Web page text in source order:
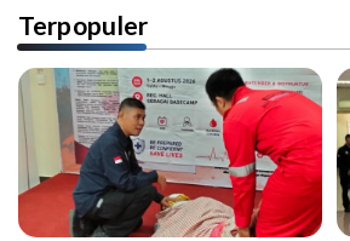
Terpopuler